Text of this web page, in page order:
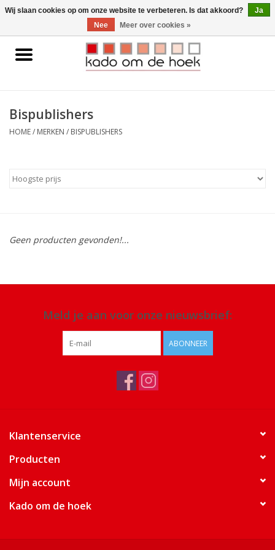
0 Artikelen - €0,00
Home
Gadgets
Bispublishers
HOME/ MERKEN / BISPUBLISHERS
Geen producten gevonden!...
Meld je aan voor onze nieuwsbrief:
ABONNEER
Klantenservice
Producten
Mijn account
Kado om de hoek
Wij slaan cookies op om onze website te verbeteren. Is dat akkoord?
Ja
Nee
Meer over cookies »